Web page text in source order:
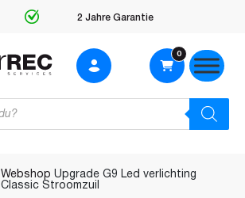
2 Jahre Garantie
0
Webshop Upgrade G9 Led verlichting
Classic Stroomzuil